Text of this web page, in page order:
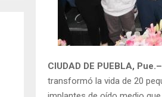
CIUDAD DE PUEBLA, Pue.–
transformó la vida de 20